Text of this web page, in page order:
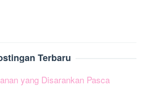
Terbaru
yang Disarankan Pasca